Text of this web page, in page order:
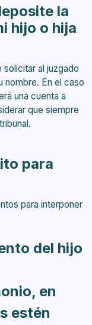
la
hijo o hija
solicitar al juzgado
nombre. En el caso
una cuenta a
que siempre
para
para interponer
del hijo
en
estén